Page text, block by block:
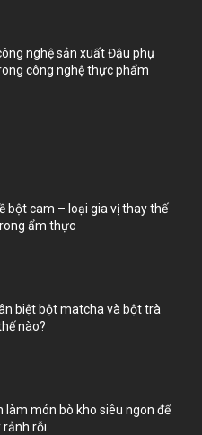
nghệ sản xuất Đậu phụ
công nghệ thực phẩm
bột cam – loại gia vị thay thế
ẩm thực
biệt bột matcha và bột trà
nào?
làm món bò kho siêu ngon để
rảnh rỗi